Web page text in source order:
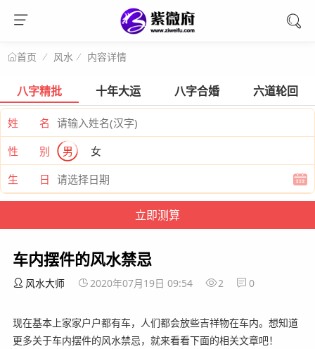
首页 风水 内容详情
八字精批 十年大运 八字合婚 六道轮回
姓 名
性 别
男
女
生 日
车内摆件的风水禁忌
风水大师 2020年07月19日 09:54 2 0
现在基本上家家户户都有车，人们都会放些吉祥物在车内。想知道
更多关于车内摆件的风水禁忌，就来看看下面的相关文章吧！